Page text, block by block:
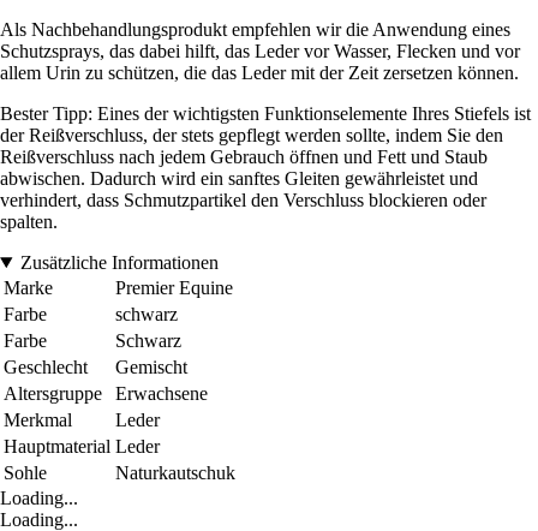
Als Nachbehandlungsprodukt empfehlen wir die Anwendung eines
Schutzsprays, das dabei hilft, das Leder vor Wasser, Flecken und vor
allem Urin zu schützen, die das Leder mit der Zeit zersetzen können.
Bester Tipp: Eines der wichtigsten Funktionselemente Ihres Stiefels ist
der Reißverschluss, der stets gepflegt werden sollte, indem Sie den
Reißverschluss nach jedem Gebrauch öffnen und Fett und Staub
abwischen. Dadurch wird ein sanftes Gleiten gewährleistet und
verhindert, dass Schmutzpartikel den Verschluss blockieren oder
spalten.
Zusätzliche Informationen
Marke
Premier Equine
Farbe
schwarz
Farbe
Schwarz
Geschlecht
Gemischt
Altersgruppe
Erwachsene
Merkmal
Leder
Hauptmaterial Leder
Sohle
Naturkautschuk
Loading...
Loading...